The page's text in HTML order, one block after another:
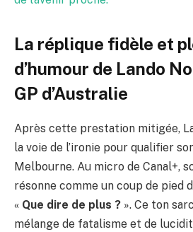
La réplique fidèle et
d’humour de Lando
GP d’Australie
Après cette prestation mitigée,
la voie de l’ironie pour qualifier
Melbourne. Au micro de Canal+,
résonne comme un coup de pied
« Que dire de plus ? ». Ce ton
mélange de fatalisme et de